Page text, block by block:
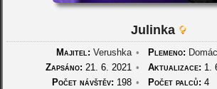
Julinka
Majitel: Verushka • Plemeno:
Zapsáno: 21. 6. 2021 • Aktualizace: 1.
Počet návštěv: 198 • Počet palců: 4